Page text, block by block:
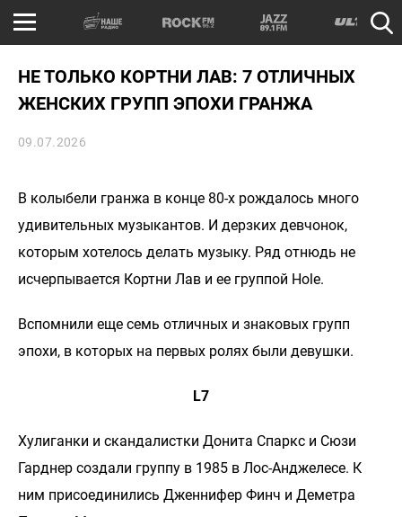
НЕ ТОЛЬКО КОРТНИ ЛАВ: 7 ОТЛИЧНЫХ
ЖЕНСКИХ ГРУПП ЭПОХИ ГРАНЖА
09.07.2026
В колыбели гранжа в конце 80-х рождалось много
удивительных музыкантов. И дерзких девчонок,
которым хотелось делать музыку. Ряд отнюдь не
исчерпывается Кортни Лав и ее группой Hole.
Вспомнили еще семь отличных и знаковых групп
эпохи, в которых на первых ролях были девушки.
L7
Хулиганки и скандалистки Донита Спаркс и Сюзи
Гарднер создали группу в 1985 в Лос-Анджелесе. К
ним присоединились Дженнифер Финч и Деметра